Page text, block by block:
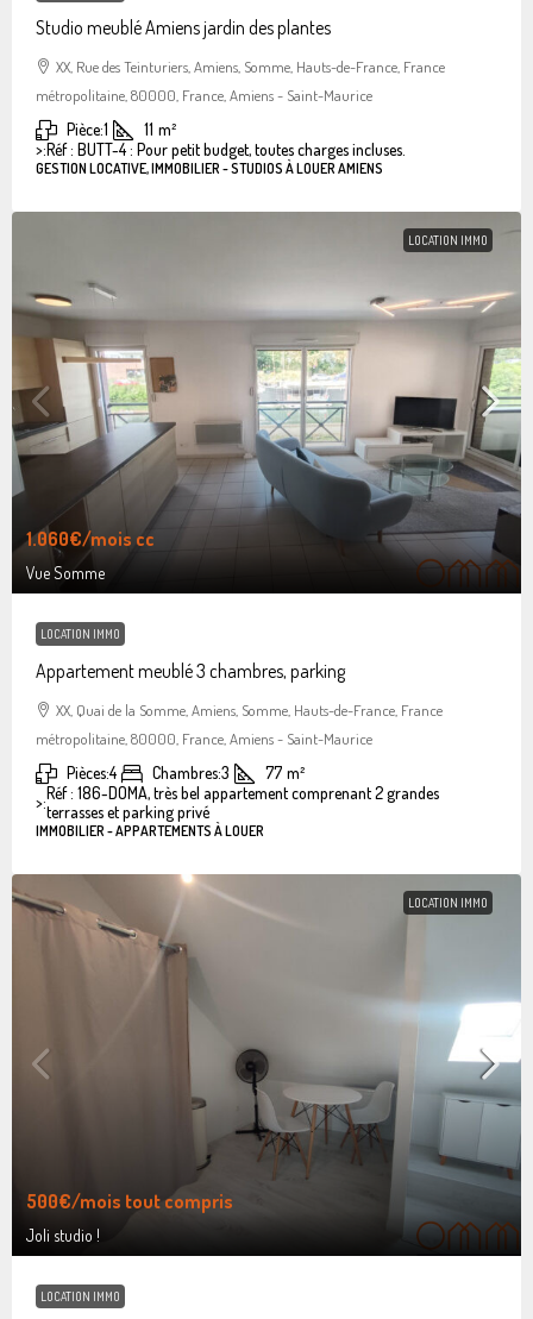
Studio meublé Amiens jardin des plantes
XX, Rue des Teinturiers, Amiens, Somme, Hauts-de-France, France
métropolitaine, 80000, France, Amiens - Saint-Maurice
Pièce:1 11 m²
>:Réf : BUTT-4 : Pour petit budget, toutes charges incluses.
GESTION LOCATIVE, IMMOBILIER - STUDIOS À LOUER AMIENS
LOCATION IMMO
1.060€/mois cc
Vue Somme
LOCATION IMMO
Appartement meublé 3 chambres, parking
XX, Quai de la Somme, Amiens, Somme, Hauts-de-France, France
métropolitaine, 80000, France, Amiens - Saint-Maurice
Pièces:4 Chambres:3 77 m²
>:Réf : 186-DOMA, très bel appartement comprenant 2 grandes
terrasses et parking privé
IMMOBILIER - APPARTEMENTS À LOUER
LOCATION IMMO
500€/mois tout compris
Joli studio !
LOCATION IMMO